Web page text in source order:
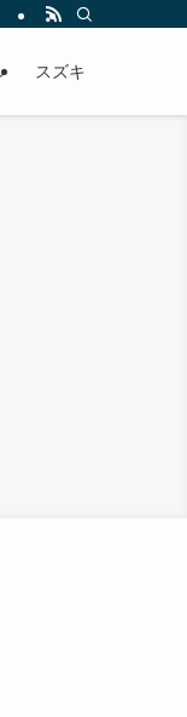
しっかりと魅力を伝えて
スズキ